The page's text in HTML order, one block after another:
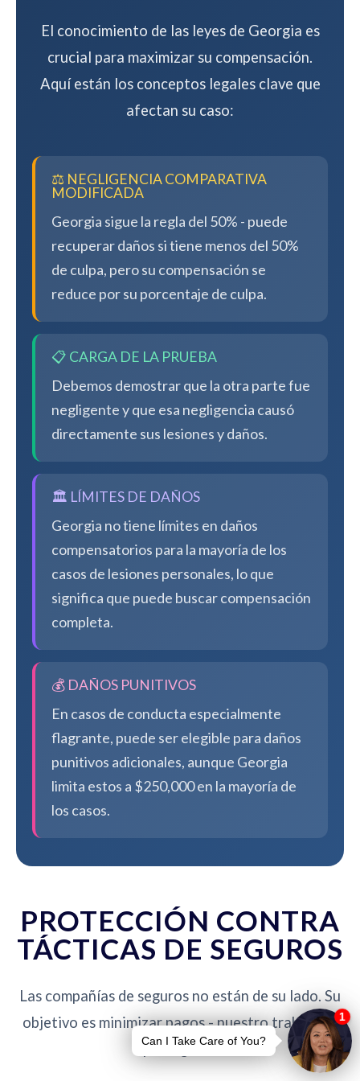
El conocimiento de las leyes de Georgia es
crucial para maximizar su compensación.
Aquí están los conceptos legales clave que
afectan su caso:
⚖️ NEGLIGENCIA COMPARATIVA
MODIFICADA
Georgia sigue la regla del 50% - puede
recuperar daños si tiene menos del 50%
de culpa, pero su compensación se
reduce por su porcentaje de culpa.
📋 CARGA DE LA PRUEBA
Debemos demostrar que la otra parte fue
negligente y que esa negligencia causó
directamente sus lesiones y daños.
🏛️ LÍMITES DE DAÑOS
Georgia no tiene límites en daños
compensatorios para la mayoría de los
casos de lesiones personales, lo que
significa que puede buscar compensación
completa.
💰 DAÑOS PUNITIVOS
En casos de conducta especialmente
flagrante, puede ser elegible para daños
punitivos adicionales, aunque Georgia
limita estos a $250,000 en la mayoría de
los casos.
PROTECCIÓN CONTRA
TÁCTICAS DE SEGUROS
Las compañías de seguros no están de su lado. Su
objetivo es minimizar pagos - nuestro trabajo es
protegerlo.